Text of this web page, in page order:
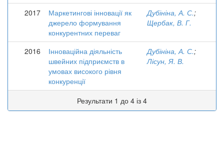
2017
Маркетингові інновації як
джерело формування
конкурентних переваг
Дубініна, А. С.;
Щербак, В. Г.
2016
Інноваційна діяльність
швейних підприємств в
умовах високого рівня
конкуренції
Дубініна, А. С.;
Лісун, Я. В.
Результати 1 до 4 із 4